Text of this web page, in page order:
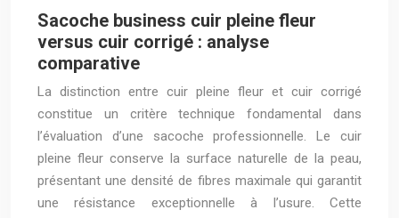
Sacoche business cuir pleine fleur
versus cuir corrigé : analyse
comparative
La distinction entre cuir pleine fleur et cuir corrigé
constitue un critère technique fondamental dans
l’évaluation d’une sacoche professionnelle. Le cuir
pleine fleur conserve la surface naturelle de la peau,
présentant une densité de fibres maximale qui garantit
une résistance exceptionnelle à l’usure. Cette